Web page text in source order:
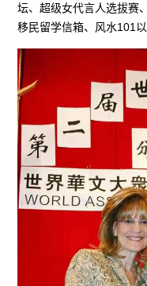
坛、超级女代言人选拔赛
移民留学信箱、风水101以